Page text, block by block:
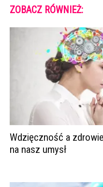
ZOBACZ RÓWNIEŻ:
Wdzięczność a
na nasz umysł